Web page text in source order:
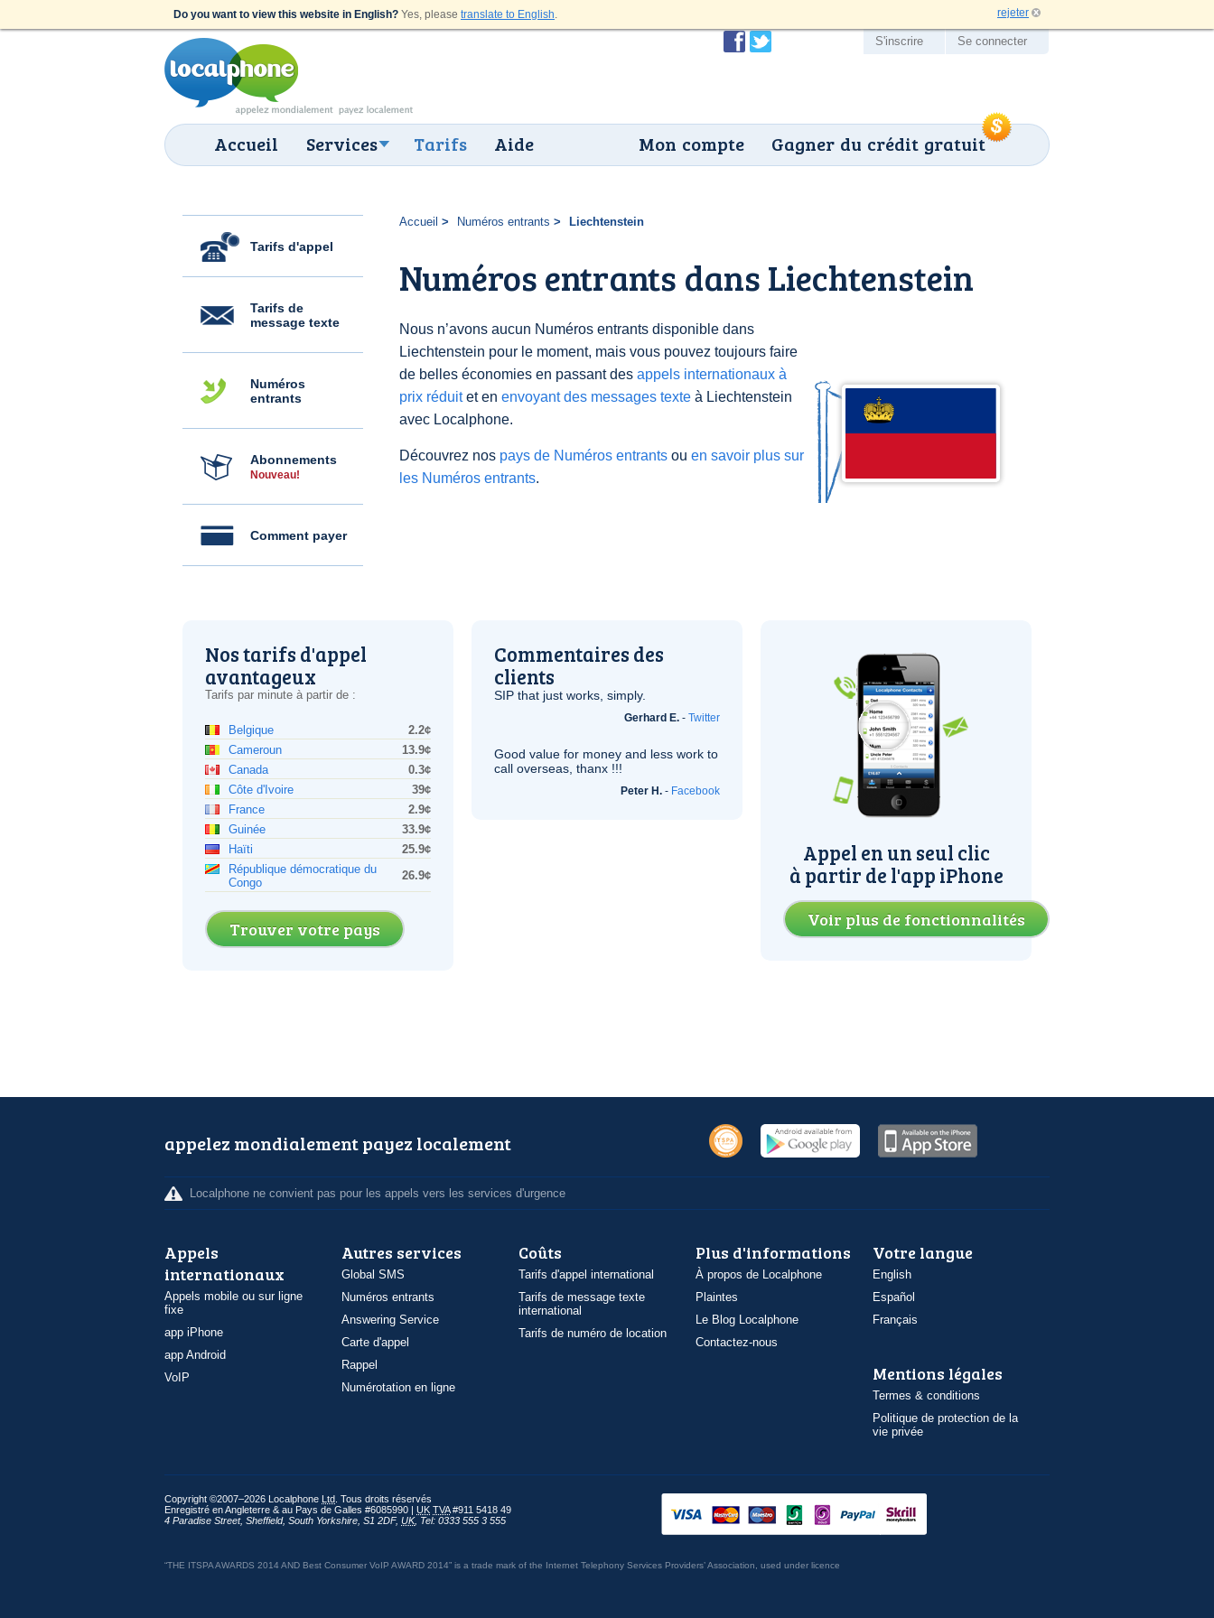
Do you want to view this website in English? Yes, please translate to English. rejeter
Accueil Services Tarifs Aide Gagner du crédit gratuit
Mon compte
S'inscrire Se connecter
Tarifs d'appel
Tarifs de
message texte
Numéros
entrants
Abonnements
Nouveau!
Comment payer
Accueil Numéros entrants Liechtenstein
Numéros entrants dans Liechtenstein
Nous n’avons aucun Numéros entrants disponible dans
Liechtenstein pour le moment, mais vous pouvez toujours faire
de belles économies en passant des appels internationaux à
prix réduitet en envoyant des messages texte à Liechtenstein
avec Localphone.
Découvrez nos pays de Numéros entrants ou en savoir plus sur
les Numéros entrants.
Nos tarifs d'appel
avantageux
Tarifs par minute à partir de :
Belgique
2.2¢
Cameroun
13.9¢
Canada
0.3¢
Côte d'Ivoire
39¢
France
2.9¢
Guinée
33.9¢
Haïti
25.9¢
République démocratique du
Congo
26.9¢
Trouver votre pays
Commentaires des
clients
SIP that just works, simply.
Gerhard E. - Twitter
Good value for money and less work to
call overseas, thanx !!!
Peter H. - Facebook
Appel en un seul clic
à partir de l'app iPhone
Voir plus de fonctionnalités
appelez mondialement payez localement
Localphone ne convient pas pour les appels vers les services d'urgence
Appels
internationaux
Appels mobile ou sur ligne
fixe
app iPhone
app Android
VoIP
Autres services
Global SMS
Numéros entrants
Answering Service
Carte d'appel
Rappel
Numérotation en ligne
Coûts
Tarifs d'appel international
Tarifs de message texte
international
Tarifs de numéro de location
Plus d'informations
À propos de Localphone
Plaintes
Le Blog Localphone
Contactez-nous
Votre langue
English
Español
Français
Mentions légales
Termes & conditions
Politique de protection de la
vie privée
Copyright ©2007–2026 Localphone Ltd . Tous droits réservés
Enregistré en Angleterre & au Pays de Galles #6085990 | UK TVA#911 5418 49
4 Paradise Street, Sheffield, South Yorkshire S1 2DF, UK, Tel: 0333 555 3 555
“THE ITSPA AWARDS 2014 AND Best Consumer VoIP AWARD 2014” is a trade mark of the Internet Telephony Services Providers’ Association, used under licence